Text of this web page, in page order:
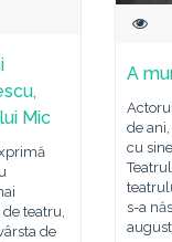
Mic
teatru,
de
A
de
cu
s-a